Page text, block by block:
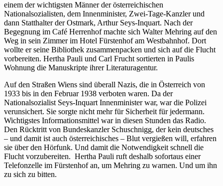
einem der wichtigsten Männer der österreichischen
Nationalsozialisten, dem Innenminister, Zwei-Tage-Kanzler und
dann Statthalter der Ostmark, Arthur Seys-Inquart. Nach der
Begegnung im Café Herrenhof machte sich Walter Mehring auf den
Weg in sein Zimmer im Hotel Fürstenhof am Westbahnhof. Dort
wollte er seine Bibliothek zusammenpacken und sich auf die Flucht
vorbereiten. Hertha Pauli und Carl Frucht sortierten in Paulis
Wohnung die Manuskripte ihrer Literaturagentur.
Auf den Straßen Wiens sind überall Nazis, die in Österreich von
1933 bis in den Februar 1938 verboten waren. Da der
Nationalsozialist Seys-Inquart Innenminister war, war die Polizei
verunsichert. Sie sorgte nicht mehr für Sicherheit für jedermann.
Wichtigstes Informationsmittel war in diesen Stunden das Radio.
Den Rücktritt von Bundeskanzler Schuschnigg, der kein deutsches
– und damit ist auch österreichisches – Blut vergießen will, erfahren
sie über den Hörfunk. Und damit die Notwendigkeit schnell die
Flucht vorzubereiten. Hertha Pauli ruft deshalb sofortaus einer
Telefonzelle im Fürstenhof an, um Mehring zu warnen. Und um ihn
zu sich zu bitten.